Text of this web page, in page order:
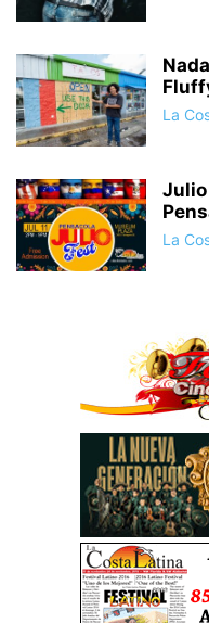
La
Julio
La